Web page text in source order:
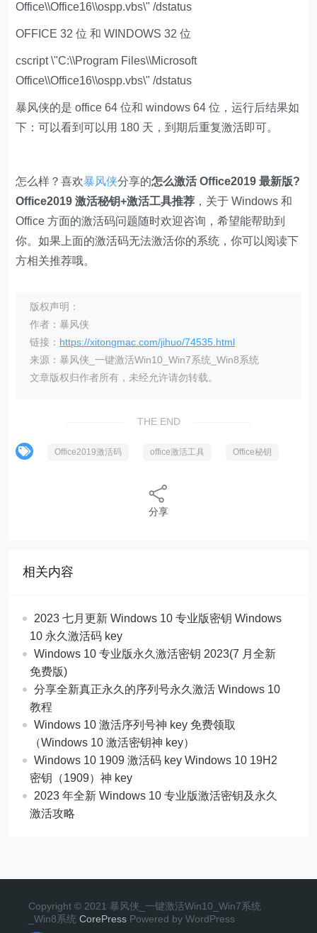
Office\\Office16\\ospp.vbs\" /dstatus
OFFICE 32 位 和 WINDOWS 32 位
cscript \"C:\\Program Files\\Microsoft
Office\\Office16\\ospp.vbs\" /dstatus
暴风侠的是 office 64 位和 windows 64 位，运行后结果如
下：可以看到可以用 180 天，到期后重复激活即可。
怎么样？喜欢暴风侠分享的怎么激活 Office2019 最新版?
Office2019 激活秘钥+激活工具推荐 ，关于 Windows 和
Office 方面的激活码问题随时欢迎咨询，希望能帮助到
你。如果上面的激活码无法激活你的系统，你可以阅读下
方相关推荐哦。
版权声明：
作者：暴风侠
链接： https://xitongmac.com/jihuo/74535.html
来源：暴风侠_一键激活Win10_Win7系统_Win8系统
文章版权归作者所有，未经允许请勿转载。
THE END
Office2019激活码 office激活工具 Office秘钥
分享
相关内容
2023 七月更新 Windows 10 专业版密钥 Windows
10 永久激活码 key
Windows 10 专业版永久激活密钥 2023(7 月全新
免费版)
分享全新真正永久的序列号永久激活 Windows 10
教程
Windows 10 激活序列号神 key 免费领取
（Windows 10 激活密钥神 key）
Windows 10 1909 激活码 key Windows 10 19H2
密钥（1909）神 key
2023 年全新 Windows 10 专业版激活密钥及永久
激活攻略
Copyright © 2021 暴风侠_一键激活Win10_Win7系统
_Win8系统 CorePress Powered by WordPress